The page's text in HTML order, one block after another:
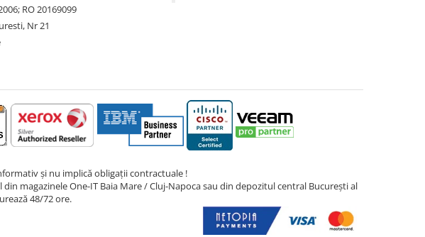
RO 20169099
Nr 21
și nu implică obligații contractuale !
magazinele One-IT Baia Mare / Cluj-Napoca sau din depozitul central București al
48/72 ore.